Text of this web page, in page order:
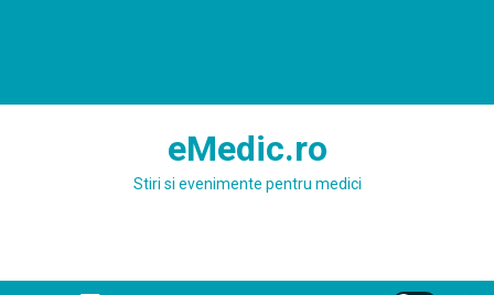
eMedic.ro
Stiri si evenimente pentru medici